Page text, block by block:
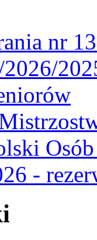
nr
2026/
-